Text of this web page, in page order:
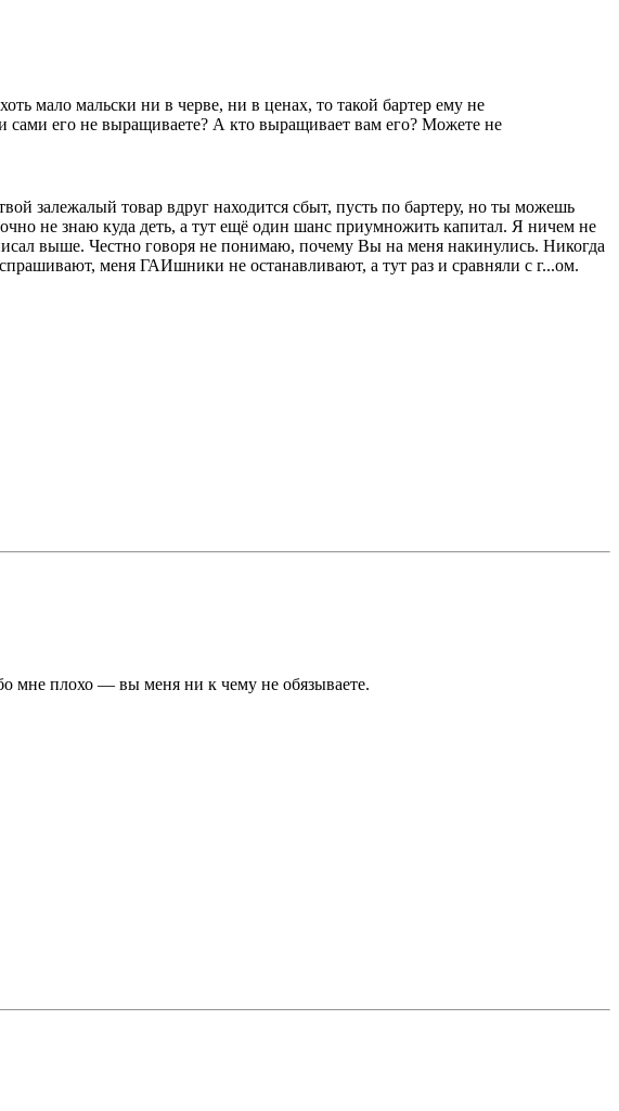
мало мальски ни в черве, ни в ценах, то такой бартер ему не
сами его не выращиваете? А кто выращивает вам его? Можете не
залежалый товар вдруг находится сбыт, пусть по бартеру, но ты можешь
не знаю куда деть, а тут ещё один шанс приумножить капитал. Я ничем не
выше. Честно говоря не понимаю, почему Вы на меня накинулись. Никогда
меня ГАИшники не останавливают, а тут раз и сравняли с г...ом.
мне плохо — вы меня ни к чему не обязываете.